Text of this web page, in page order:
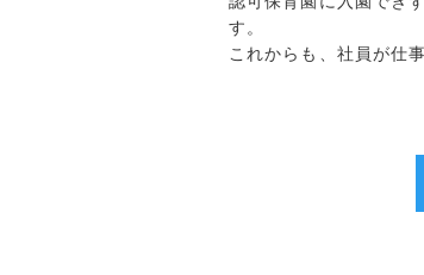
す。
これからも、社員が仕